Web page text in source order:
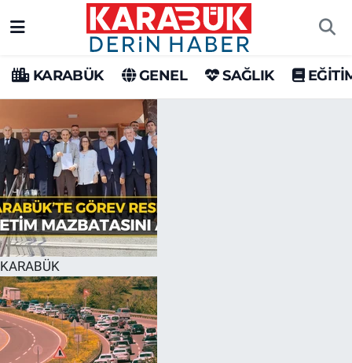
KARABÜK GENEL SAĞLIK
KARABÜK
Karabük Hava Durumu
Karabük Trafik Yoğunluk Haritası
Süper Lig Puan Durumu ve Fikstür
Tüm Manşetler
Son Dakika Haberleri
Haber Arşivi